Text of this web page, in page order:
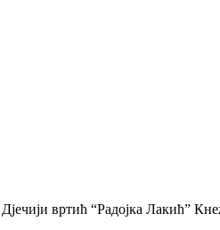
вртић “Радојка Лакић”